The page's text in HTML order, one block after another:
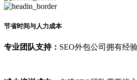
节省时间与人力成本
专业团队支持： SEO外包公司拥有经